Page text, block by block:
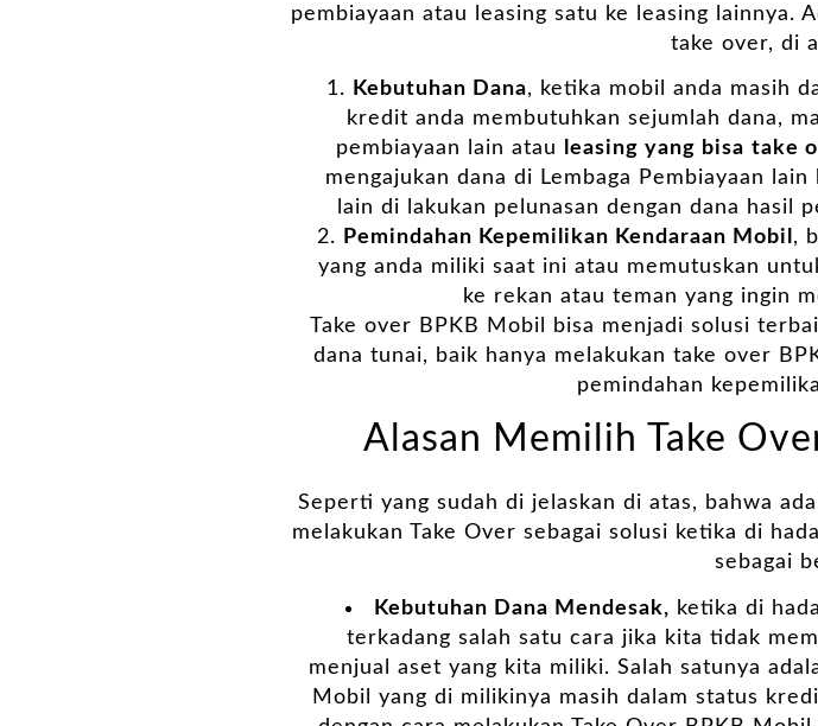
pembiayaan atau leasing satu ke leasing lainnya.
take over, di
Kebutuhan Dana, ketika mobil anda masih
kredit anda membutuhkan sejumlah dana,
pembiayaan lain atau
leasing yang bisa take
mengajukan dana di Lembaga Pembiayaan
lain di lakukan pelunasan dengan dana hasil
Pemindahan Kepemilikan Kendaraan Mobil ,
yang anda miliki saat ini atau memutuskan
ke rekan atau teman yang ingin
Take over BPKB Mobil bisa menjadi solusi
dana tunai, baik hanya melakukan take over
pemindahan
Alasan Memilih Take
Seperti yang sudah di jelaskan di atas, bahwa
melakukan Take Over sebagai solusi ketika di
sebagai
Kebutuhan Dana Mendesak, ketika di
terkadang salah satu cara jika kita tidak
menjual aset yang kita miliki. Salah satunya
Mobil yang di milikinya masih dalam status